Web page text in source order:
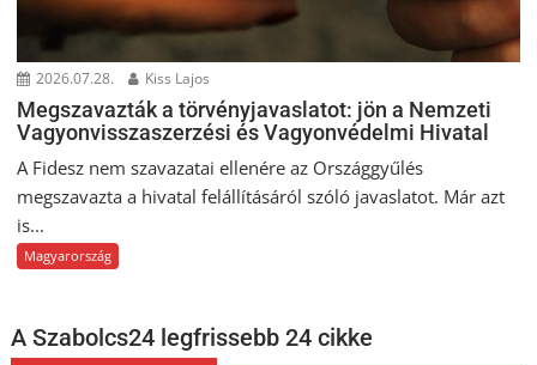
2026.07.28. Kiss Lajos
Megszavazták a törvényjavaslatot: jön a Nemzeti
Vagyonvisszaszerzési és Vagyonvédelmi Hivatal
A Fidesz nem szavazatai ellenére az Országgyűlés
megszavazta a hivatal felállításáról szóló javaslatot. Már azt
is...
Magyarország
A Szabolcs24 legfrissebb 24 cikke